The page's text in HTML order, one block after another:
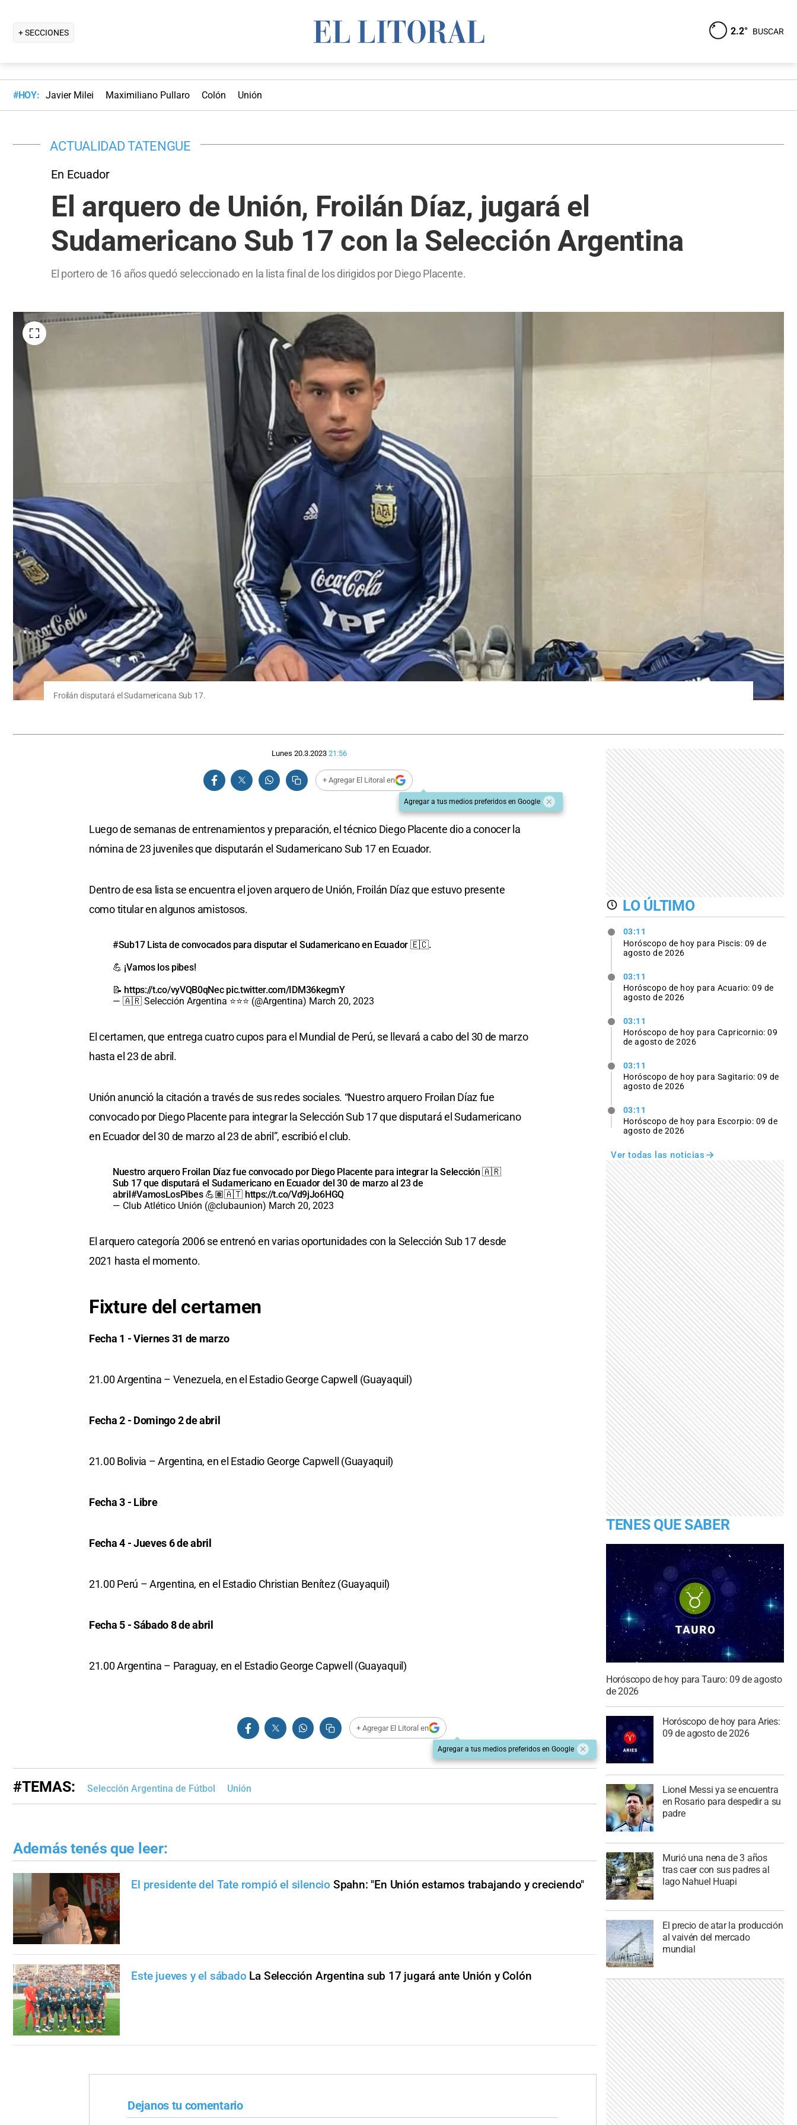
+ SECCIONES 2.2° BUSCAR
#HOY: Javier Milei Maximiliano Pullaro Colón Unión
ACTUALIDAD TATENGUE
En Ecuador
El arquero de Unión, Froilán Díaz, jugará el
Sudamericano Sub 17 con la Selección Argentina
El portero de 16 años quedó seleccionado en la lista final de los dirigidos por Diego Placente.
Froilán disputará el Sudamericana Sub 17.
Lunes 20.3.2023 21:56
+ Agregar El Litoral en
Agregar a tus medios preferidos en Google
Luego de semanas de entrenamientos y preparación, el técnico Diego Placente dio a conocer la
nómina de 23 juveniles que disputarán el Sudamericano Sub 17 en Ecuador.
Dentro de esa lista se encuentra el joven arquero de Unión, Froilán Díaz que estuvo presente
como titular en algunos amistosos.
#Sub17Lista de convocados para disputar el Sudamericano en Ecuador 🇪🇨.
💪 ¡Vamos los pibes!
📝 https://t.co/vyVQB0qNec pic.twitter.com/IDM36kegmY
— 🇦🇷 Selección Argentina ⭐⭐⭐ (@Argentina) March 20, 2023
El certamen, que entrega cuatro cupos para el Mundial de Perú, se llevará a cabo del 30 de marzo
hasta el 23 de abril.
Unión anunció la citación a través de sus redes sociales. “Nuestro arquero Froilan Díaz fue
convocado por Diego Placente para integrar la Selección Sub 17 que disputará el Sudamericano
en Ecuador del 30 de marzo al 23 de abril”, escribió el club.
Nuestro arquero Froilan Díaz fue convocado por Diego Placente para integrar la Selección 🇦🇷
Sub 17 que disputará el Sudamericano en Ecuador del 30 de marzo al 23 de
abril #VamosLosPibes💪🏽🇦🇹 https://t.co/Vd9jJo6HGQ
— Club Atlético Unión (@clubaunion) March 20, 2023
El arquero categoría 2006 se entrenó en varias oportunidades con la Selección Sub 17 desde
2021 hasta el momento.
Fixture del certamen
Fecha 1 - Viernes 31 de marzo
21.00 Argentina – Venezuela, en el Estadio George Capwell (Guayaquil)
Fecha 2 - Domingo 2 de abril
21.00 Bolivia – Argentina, en el Estadio George Capwell (Guayaquil)
Fecha 3 - Libre
Fecha 4 - Jueves 6 de abril
21.00 Perú – Argentina, en el Estadio Christian Benítez (Guayaquil)
Fecha 5 - Sábado 8 de abril
21.00 Argentina – Paraguay, en el Estadio George Capwell (Guayaquil)
+ Agregar El Litoral en
Agregar a tus medios preferidos en Google
#TEMAS: Selección Argentina de Fútbol Unión
Además tenés que leer:
El presidente del Tate rompió el silencio Spahn: "En Unión estamos trabajando y creciendo"
Este jueves y el sábado La Selección Argentina sub 17 jugará ante Unión y Colón
Dejanos tu comentario
LO ÚLTIMO
03:11
Horóscopo de hoy para Piscis: 09 de
agosto de 2026
03:11
Horóscopo de hoy para Acuario: 09 de
agosto de 2026
03:11
Horóscopo de hoy para Capricornio: 09
de agosto de 2026
03:11
Horóscopo de hoy para Sagitario: 09 de
agosto de 2026
03:11
Horóscopo de hoy para Escorpio: 09 de
agosto de 2026
Ver todas las noticias
TENES QUE SABER
Horóscopo de hoy para Tauro: 09 de agosto
de 2026
Horóscopo de hoy para Aries:
09 de agosto de 2026
Lionel Messi ya se encuentra
en Rosario para despedir a su
padre
Murió una nena de 3 años
tras caer con sus padres al
lago Nahuel Huapi
El precio de atar la producción
al vaivén del mercado
mundial